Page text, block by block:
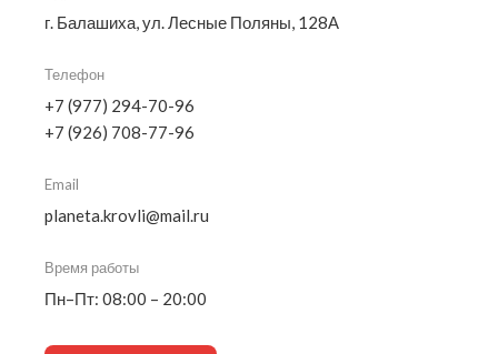
г. Балашиха, ул. Лесные Поляны, 128А
Телефон
+7 (977) 294-70-96
+7 (926) 708-77-96
Email
planeta.krovli@mail.ru
Время работы
Пн–Пт: 08:00 – 20:00